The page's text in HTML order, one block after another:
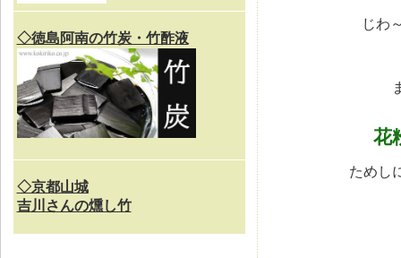
◇徳島阿南の竹炭・竹酢液
◇京都山城
吉川さんの燻し竹
じわ
花
ため